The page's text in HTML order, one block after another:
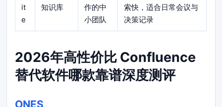
it
e
知识库
作的中
小团队
索快，适合日常会议与
决策记录
2026年高性价比 Confluence
替代软件哪款靠谱深度测评
ONES